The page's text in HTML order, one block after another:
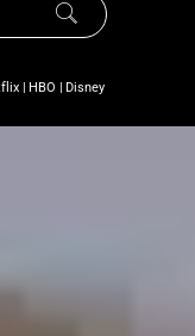
|HBO |Disney